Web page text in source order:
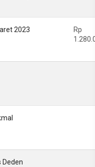
2023
Rp
Deden